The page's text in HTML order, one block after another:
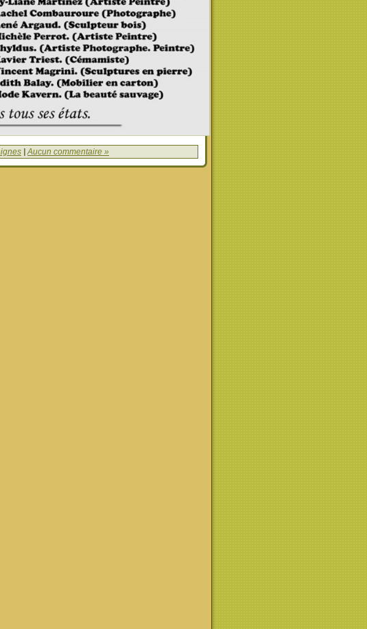
|Aucun commentaire »